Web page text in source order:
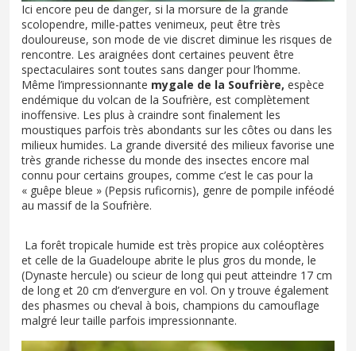
Ici encore peu de danger, si la morsure de la grande
scolopendre, mille-pattes venimeux, peut être très
douloureuse, son mode de vie discret diminue les risques de
rencontre. Les araignées dont certaines peuvent être
spectaculaires sont toutes sans danger pour l’homme.
Même l’impressionnante mygale de la Soufrière, espèce
endémique du volcan de la Soufrière, est complètement
inoffensive. Les plus à craindre sont finalement les
moustiques parfois très abondants sur les côtes ou dans les
milieux humides. La grande diversité des milieux favorise une
très grande richesse du monde des insectes encore mal
connu pour certains groupes, comme c’est le cas pour la
« guêpe bleue » (Pepsis ruficornis), genre de pompile inféodé
au massif de la Soufrière.
La forêt tropicale humide est très propice aux coléoptères
et celle de la Guadeloupe abrite le plus gros du monde, le
(Dynaste hercule) ou scieur de long qui peut atteindre 17 cm
de long et 20 cm d’envergure en vol. On y trouve également
des phasmes ou cheval à bois, champions du camouflage
malgré leur taille parfois impressionnante.